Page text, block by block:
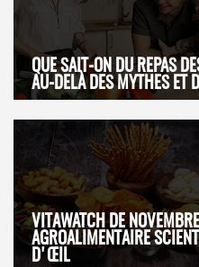
QUE SAIT-ON DU REPAS
AU-DELÀ DES MYTHES ET
VITAWATCH DE
AGROALIMENTAIRE
D'ŒIL